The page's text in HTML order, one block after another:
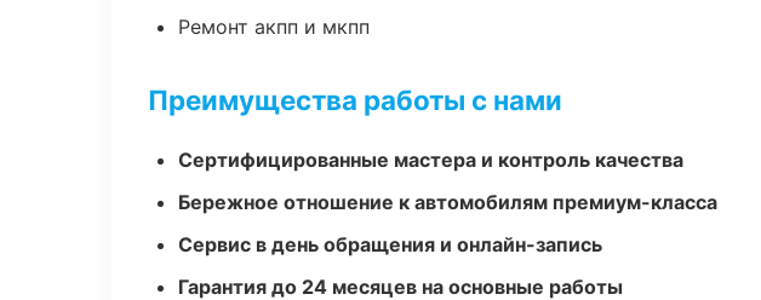
Ремонт акпп и мкпп
Преимущества работы с нами
Сертифицированные мастера и контроль качества
Бережное отношение к автомобилям премиум-класса
Сервис в день обращения и онлайн-запись
Гарантия до 24 месяцев на основные работы